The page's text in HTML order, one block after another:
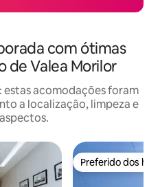
com ótimas
de Valea Morilor
estas acomodações foram
a localização, limpeza e
hóspedes Preferido dos
Preferido dos